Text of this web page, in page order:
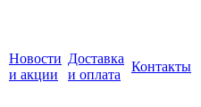
Новости
и акции
Доставка
и оплата
Контакты